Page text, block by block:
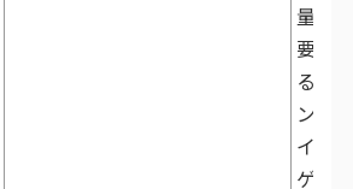
量を
要す
るオ
ンラ
イン
ゲー